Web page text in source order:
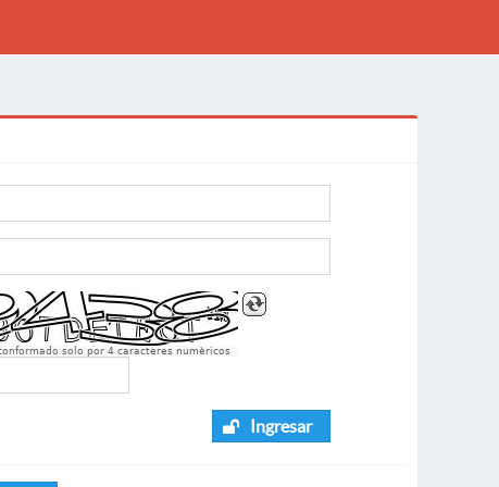
solo por 4 caracteres numèricos
Ingresar